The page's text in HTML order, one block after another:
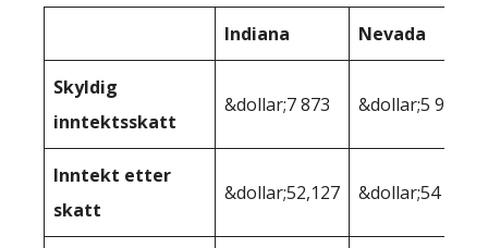
Indiana Nevada
Skyldig
inntektsskatt
&dollar;7 873 &dollar;5 968
Inntekt etter
skatt
&dollar;52,127 &dollar;54 032